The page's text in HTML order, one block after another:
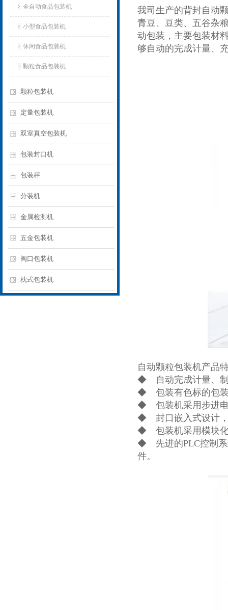
全自动食品包装机
小型食品包装机
休闲食品包装机
颗粒食品包装机
颗粒包装机
定量包装机
双室真空包装机
包装封口机
包装秤
分装机
金属检测机
五金包装机
阀口包装机
枕式包装机
我司生产的背封自动
青豆、豆类、五谷杂
动包装，主要包装材
够自动的完成计量、
自动颗粒包装机产品
◆ 自动完成计量、制
◆ 包装有色标的包装
◆ 包装机采用步进电
◆ 封口嵌入式设计，
◆ 包装机采用模块化
◆ 先进的PLC控制系
件。